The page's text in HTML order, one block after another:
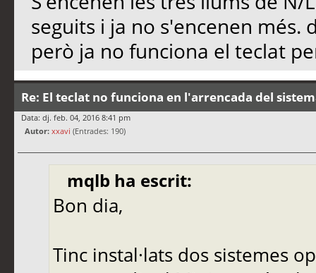
seguits i ja no s'encenen més.
però ja no funciona el teclat
Re: El teclat no funciona en l'arrencada del
Data: dj. feb. 04, 2016 8:41 pm
Autor: xxavi (Entrades: 190)
mqlb ha escrit:
Bon dia,
Tinc instal·lats dos sistemes